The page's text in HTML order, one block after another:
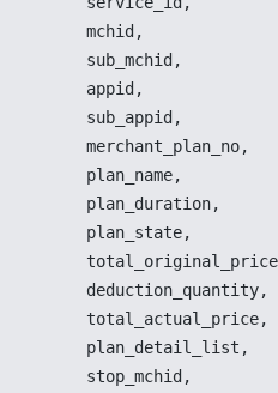
mchid ,
sub_mchid ,
appid ,
sub_appid ,
merchant_plan_no,
plan_name,
plan_duration,
plan_state,
total_original_price
deduction_quantity,
total_actual_price,
plan_detail_list ,
stop_mchid ,